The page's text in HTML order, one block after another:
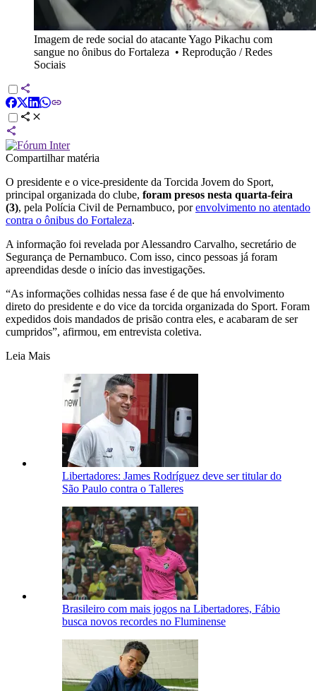
Imagem de rede social do atacante Yago Pikachu com
sangue no ônibus do Fortaleza • Reprodução / Redes
Sociais
Compartilhar matéria
O presidente e o vice-presidente da Torcida Jovem do Sport,
principal organizada do clube, foram presos nesta quarta-feira
(3), pela Polícia Civil de Pernambuco, porenvolvimento no atentado
contra o ônibus do Fortaleza.
A informação foi revelada por Alessandro Carvalho, secretário de
Segurança de Pernambuco. Com isso, cinco pessoas já foram
apreendidas desde o início das investigações.
“As informações colhidas nessa fase é de que há envolvimento
direto do presidente e do vice da torcida organizada do Sport. Foram
expedidos dois mandados de prisão contra eles, e acabaram de ser
cumpridos”, afirmou, em entrevista coletiva.
Leia Mais
Libertadores: James Rodríguez deve ser titular do
São Paulo contra o Talleres
Brasileiro com mais jogos na Libertadores, Fábio
busca novos recordes no Fluminense